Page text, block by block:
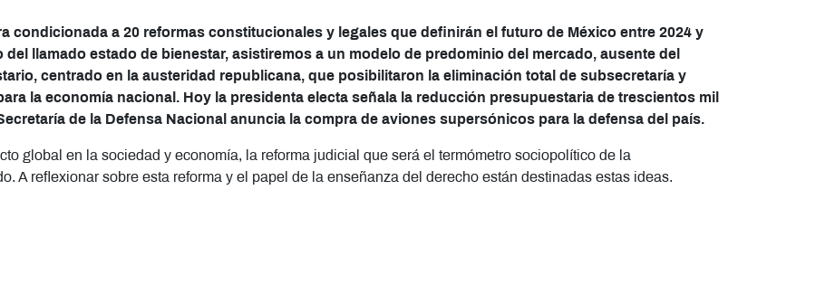
condicionada a 20 reformas constitucionales y legales que definirán el futuro de México entre 2024 y
llamado estado de bienestar, asistiremos a un modelo de predominio del mercado, ausente del
centrado en la austeridad republicana, que posibilitaron la eliminación total de subsecretaría y
la economía nacional. Hoy la presidenta electa señala la reducción presupuestaria de trescientos mil
de la Defensa Nacional anuncia la compra de aviones supersónicos para la defensa del país.
global en la sociedad y economía, la reforma judicial que será el termómetro sociopolítico de la
A reflexionar sobre esta reforma y el papel de la enseñanza del derecho están destinadas estas ideas.